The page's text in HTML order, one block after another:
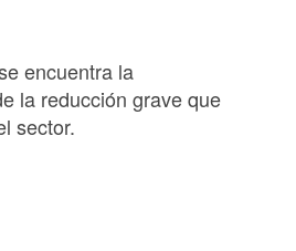
encuentra la
la reducción grave que
sector.